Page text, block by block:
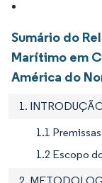
Sumário do
Marítimo em
América do
1.
1.1
1.2 Escopo